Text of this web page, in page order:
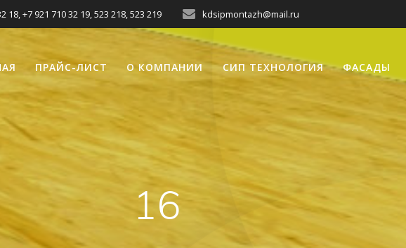
18, +7 921 710 32 19, 523 218, 523 219 kdsipmontazh@mail.ru
ПРАЙС-ЛИСТ О КОМПАНИИ СИП ТЕХНОЛОГИЯ ФАСАДЫ
16